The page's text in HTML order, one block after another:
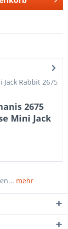
Rabbit 2675
2675
Mini Jack
mehr